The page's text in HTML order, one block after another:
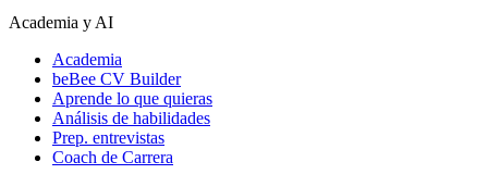
Academia y AI
Academia
beBee CV Builder
Aprende lo que quieras
Análisis de habilidades
Prep. entrevistas
Coach de Carrera